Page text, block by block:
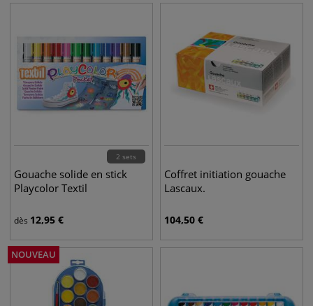
2 sets
Gouache solide en stick
Playcolor Textil
dès 12,95 €
Coffret initiation gouache
Lascaux.
104,50 €
NOUVEAU